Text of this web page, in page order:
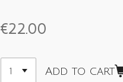
€22.00
Add to cart